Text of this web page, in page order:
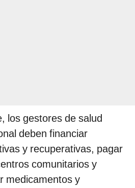
los gestores de salud
deben financiar
y recuperativas, pagar
comunitarios y
medicamentos y